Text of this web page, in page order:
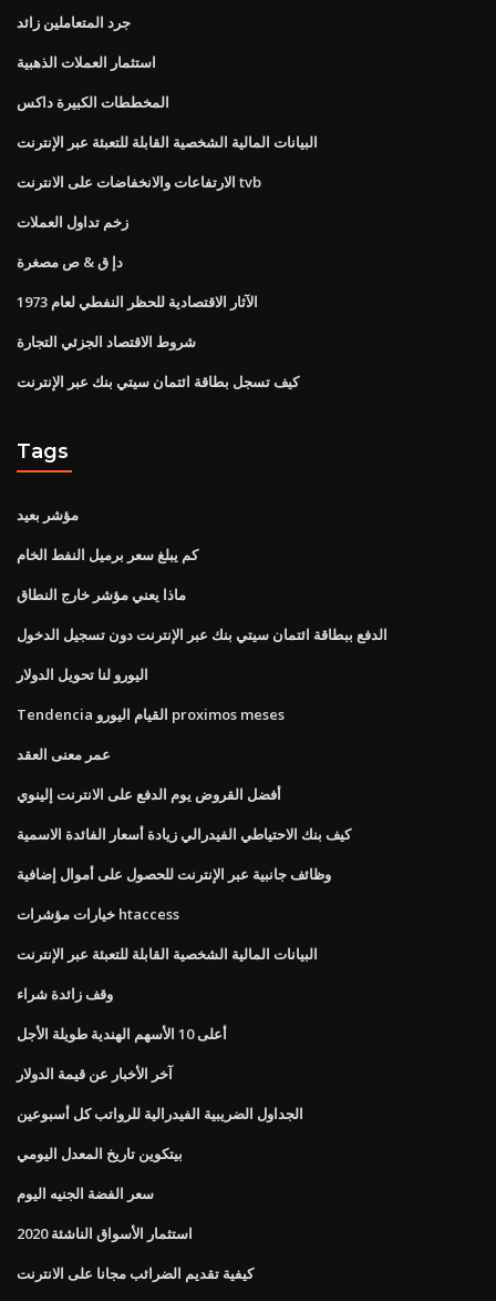
جرد المتعاملين زائد
استثمار العملات الذهبية
المخططات الكبيرة داكس
البيانات المالية الشخصية القابلة للتعبئة عبر الإنترنت
الارتفاعات والانخفاضات على الانترنت tvb
زخم تداول العملات
دإ ق & ص مصغرة
الآثار الاقتصادية للحظر النفطي لعام 1973
شروط الاقتصاد الجزئي التجارة
كيف تسجل بطاقة ائتمان سيتي بنك عبر الإنترنت
Tags
مؤشر بعيد
كم يبلغ سعر برميل النفط الخام
ماذا يعني مؤشر خارج النطاق
الدفع ببطاقة ائتمان سيتي بنك عبر الإنترنت دون تسجيل الدخول
اليورو لنا تحويل الدولار
Tendencia القيام اليورو proximos meses
عمر معنى العقد
أفضل القروض يوم الدفع على الانترنت إلينوي
كيف بنك الاحتياطي الفيدرالي زيادة أسعار الفائدة الاسمية
وظائف جانبية عبر الإنترنت للحصول على أموال إضافية
خيارات مؤشرات htaccess
البيانات المالية الشخصية القابلة للتعبئة عبر الإنترنت
وقف زائدة شراء
أعلى 10 الأسهم الهندية طويلة الأجل
آخر الأخبار عن قيمة الدولار
الجداول الضريبية الفيدرالية للرواتب كل أسبوعين
بيتكوين تاريخ المعدل اليومي
سعر الفضة الجنيه اليوم
استثمار الأسواق الناشئة 2020
كيفية تقديم الضرائب مجانا على الانترنت